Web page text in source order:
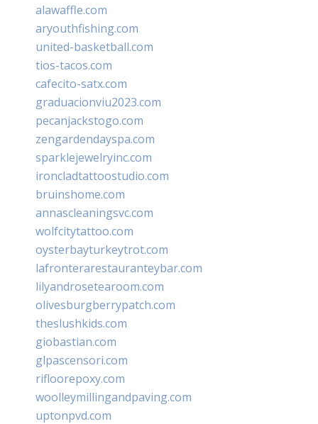
alawaffle.com
aryouthfishing.com
united-basketball.com
tios-tacos.com
cafecito-satx.com
graduacionviu2023.com
pecanjackstogo.com
zengardendayspa.com
sparklejewelryinc.com
ironcladtattoostudio.com
bruinshome.com
annascleaningsvc.com
wolfcitytattoo.com
oysterbayturkeytrot.com
lafronterarestauranteybar.com
lilyandrosetearoom.com
olivesburgberrypatch.com
theslushkids.com
giobastian.com
glpascensori.com
rifloorepoxy.com
woolleymillingandpaving.com
uptonpvd.com